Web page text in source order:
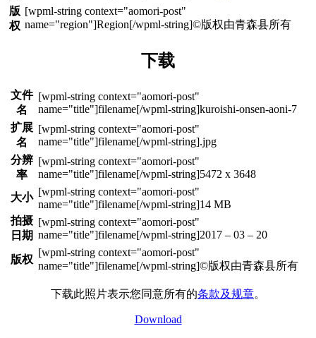
版
权
©版权由青森县所有
下载
文件
名
kuroishi-onsen-aoni-7
扩展
名
.jpg
分辨
率
5472 x 3648
大小
14 MB
拍摄
日期
2017 – 03 – 20
版权
©版权由青森县所有
下载此照片表示您同意所有的条款及规章。
Download